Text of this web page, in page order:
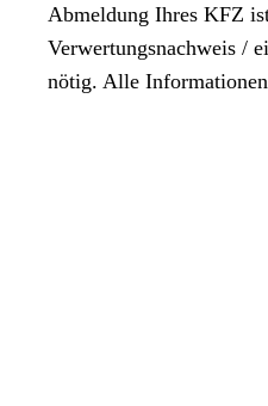
Abmeldung Ihres KFZ
Verwertungsnachweis /
nötig. Alle